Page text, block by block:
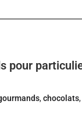
pour
,chocolats